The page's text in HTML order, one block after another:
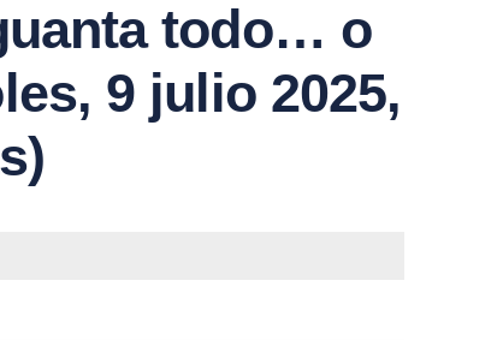
todo… o
9 julio 2025,